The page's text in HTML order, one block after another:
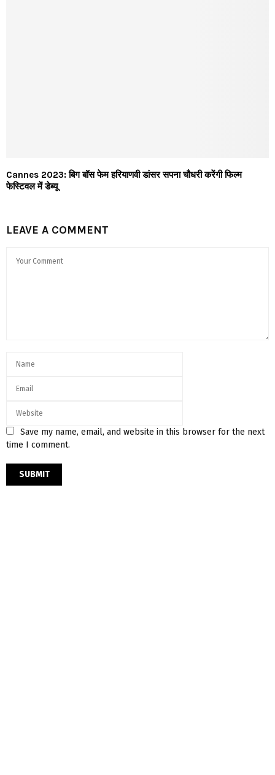
Cannes 2023: बिग बॉस फेम हरियाणवी डांसर सपना चौधरी करेंगी फिल्म
फेस्टिवल में डेब्यू
LEAVE A COMMENT
Save my name, email, and website in this browser for the next
time I comment.